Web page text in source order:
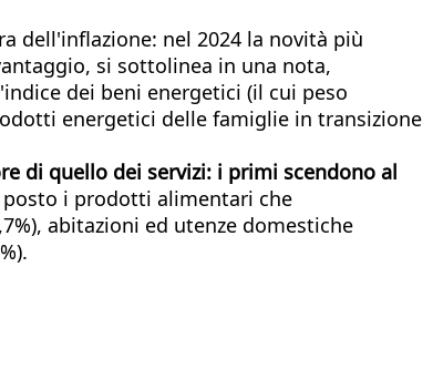
dell'inflazione: nel 2024 la novità più
si sottolinea in una nota,
dei beni energetici (il cui peso
energetici delle famiglie in transizione
di quello dei servizi: i primi scendono al
i prodotti alimentari che
abitazioni ed utenze domestiche